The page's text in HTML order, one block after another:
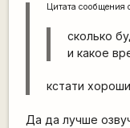
Цитата сообщения
сколько
и какое
кстати
Да да лучше